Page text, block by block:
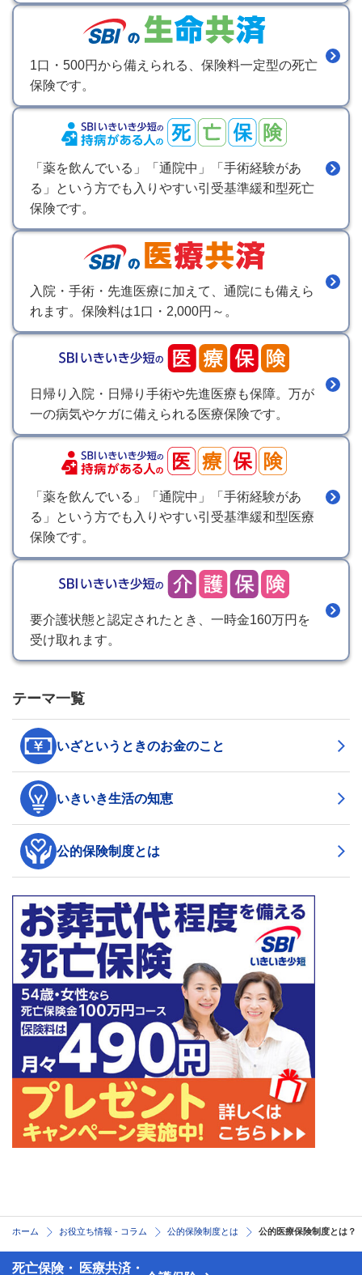
1口・500円から備えられる、保険料一定型の死亡
保険です。
「薬を飲んでいる」「通院中」「手術経験があ
る」という方でも入りやすい引受基準緩和型死亡
保険です。
入院・手術・先進医療に加えて、通院にも備えら
れます。保険料は1口・2,000円～。
日帰り入院・日帰り手術や先進医療も保障。万が
一の病気やケガに備えられる医療保険です。
「薬を飲んでいる」「通院中」「手術経験があ
る」という方でも入りやすい引受基準緩和型医療
保険です。
要介護状態と認定されたとき、一時金160万円を
受け取れます。
テーマ一覧
いざというときのお金のこと
いきいき生活の知恵
公的保険制度とは
ホーム お役立ち情報 - コラム 公的保険制度とは 公的医療保険制度とは？
死亡保険・ 医療共済・